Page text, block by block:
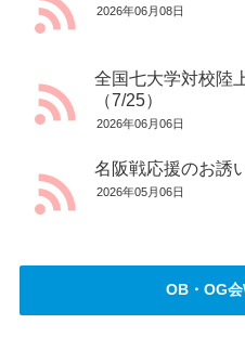
2026年06月08日
全国七大学対校陸
（7/25）
2026年06月06日
名阪戦応援のお誘
2026年05月06日
OB・OG